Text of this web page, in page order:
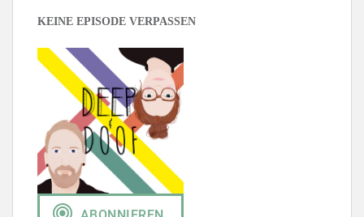
KEINE EPISODE VERPASSEN